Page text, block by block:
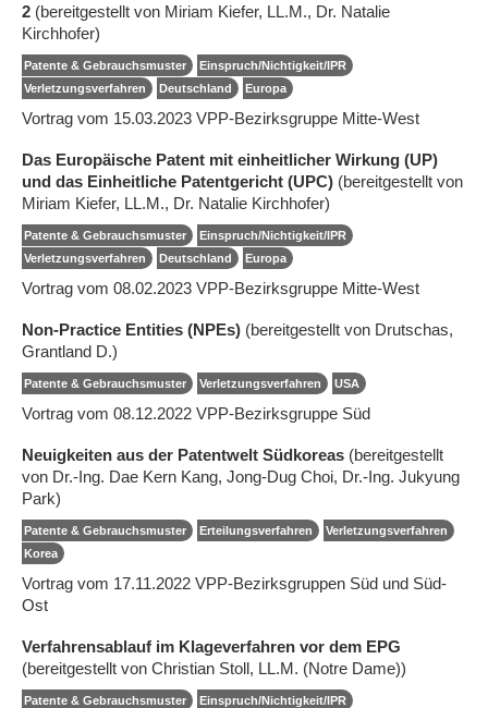
2 (bereitgestellt von Miriam Kiefer, LL.M., Dr. Natalie
Kirchhofer)
Patente & Gebrauchsmuster
Einspruch/Nichtigkeit/IPR
Verletzungsverfahren
Deutschland Europa
Vortrag vom 15.03.2023 VPP-Bezirksgruppe Mitte-West
Das Europäische Patent mit einheitlicher Wirkung (UP)
und das Einheitliche Patentgericht (UPC) (bereitgestellt von
Miriam Kiefer, LL.M., Dr. Natalie Kirchhofer)
Patente & Gebrauchsmuster
Einspruch/Nichtigkeit/IPR
Verletzungsverfahren
Deutschland Europa
Vortrag vom 08.02.2023 VPP-Bezirksgruppe Mitte-West
Non-Practice Entities (NPEs) (bereitgestellt von Drutschas,
Grantland D.)
Patente & Gebrauchsmuster Verletzungsverfahren USA
Vortrag vom 08.12.2022 VPP-Bezirksgruppe Süd
Neuigkeiten aus der Patentwelt Südkoreas (bereitgestellt
von Dr.-Ing. Dae Kern Kang, Jong-Dug Choi, Dr.-Ing. Jukyung
Park)
Patente & Gebrauchsmuster Erteilungsverfahren
Verletzungsverfahren
Korea
Vortrag vom 17.11.2022 VPP-Bezirksgruppen Süd und Süd-
Ost
Verfahrensablauf im Klageverfahren vor dem EPG
(bereitgestellt von Christian Stoll, LL.M. (Notre Dame))
Patente & Gebrauchsmuster
Einspruch/Nichtigkeit/IPR